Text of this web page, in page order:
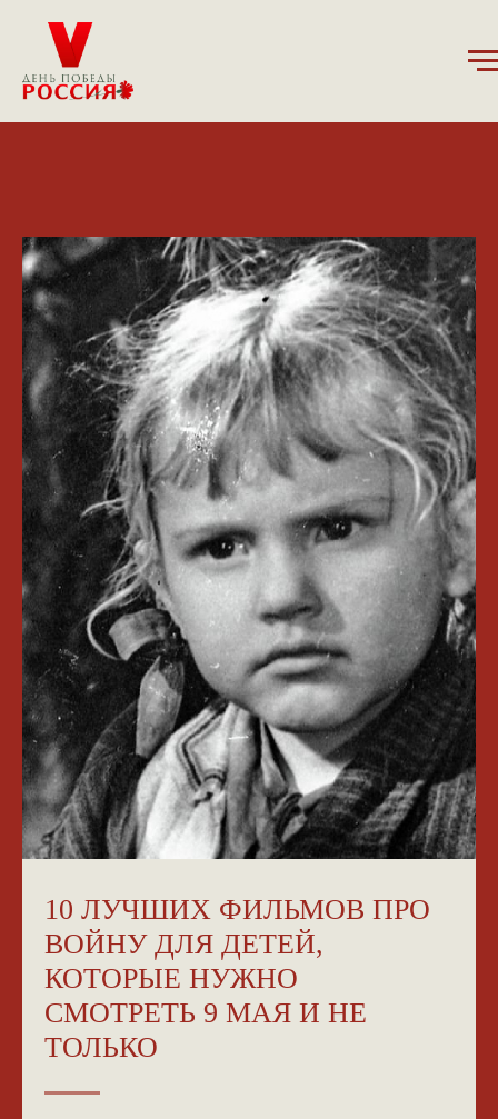
10 ЛУЧШИХ ФИЛЬМОВ ПРО
ВОЙНУ ДЛЯ ДЕТЕЙ,
КОТОРЫЕ НУЖНО
СМОТРЕТЬ 9 МАЯ И НЕ
ТОЛЬКО